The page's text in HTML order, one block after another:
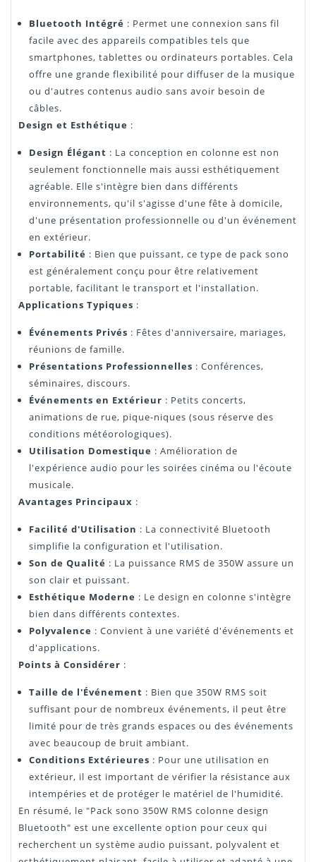
Bluetooth Intégré : Permet une connexion sans fil
facile avec des appareils compatibles tels que
smartphones, tablettes ou ordinateurs portables. Cela
offre une grande flexibilité pour diffuser de la musique
ou d'autres contenus audio sans avoir besoin de
câbles.
Design et Esthétique :
Design Élégant : La conception en colonne est non
seulement fonctionnelle mais aussi esthétiquement
agréable. Elle s'intègre bien dans différents
environnements, qu'il s'agisse d'une fête à domicile,
d'une présentation professionnelle ou d'un événement
en extérieur.
Portabilité : Bien que puissant, ce type de pack sono
est généralement conçu pour être relativement
portable, facilitant le transport et l'installation.
Applications Typiques :
Événements Privés : Fêtes d'anniversaire, mariages,
réunions de famille.
Présentations Professionnelles : Conférences,
séminaires, discours.
Événements en Extérieur : Petits concerts,
animations de rue, pique-niques (sous réserve des
conditions météorologiques).
Utilisation Domestique : Amélioration de
l'expérience audio pour les soirées cinéma ou l'écoute
musicale.
Avantages Principaux :
Facilité d'Utilisation : La connectivité Bluetooth
simplifie la configuration et l'utilisation.
Son de Qualité : La puissance RMS de 350W assure un
son clair et puissant.
Esthétique Moderne : Le design en colonne s'intègre
bien dans différents contextes.
Polyvalence : Convient à une variété d'événements et
d'applications.
Points à Considérer :
Taille de l'Événement : Bien que 350W RMS soit
suffisant pour de nombreux événements, il peut être
limité pour de très grands espaces ou des événements
avec beaucoup de bruit ambiant.
Conditions Extérieures : Pour une utilisation en
extérieur, il est important de vérifier la résistance aux
intempéries et de protéger le matériel de l'humidité.
En résumé, le "Pack sono 350W RMS colonne design
Bluetooth" est une excellente option pour ceux qui
recherchent un système audio puissant, polyvalent et